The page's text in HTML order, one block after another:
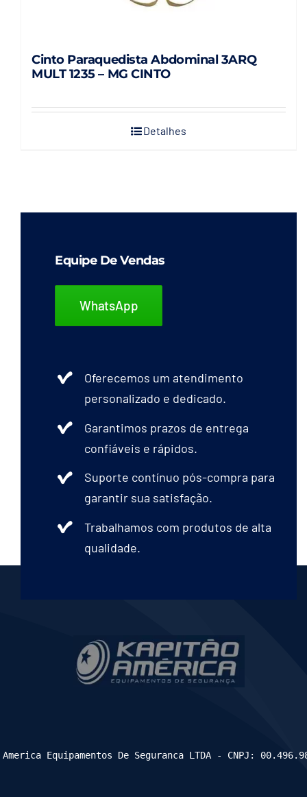
Cinto Paraquedista Abdominal 3ARQ
MULT 1235 – MG CINTO
Detalhes
Equipe De Vendas
WhatsApp
Oferecemos um atendimento
personalizado e dedicado.
Garantimos prazos de entrega
confiáveis e rápidos.
Suporte contínuo pós-compra para
garantir sua satisfação.
Trabalhamos com produtos de alta
qualidade.
Equipamentos De Seguranca LTDA - CNPJ: